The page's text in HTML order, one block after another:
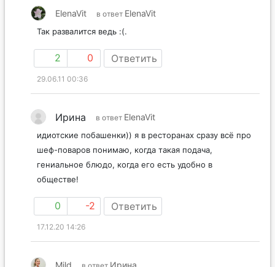
ElenaVit в ответ ElenaVit
Так развалится ведь :(.
2 0 Ответить
29.06.11 00:36
Ирина в ответ ElenaVit
идиотские побашенки)) я в ресторанах сразу всё про
шеф-поваров понимаю, когда такая подача,
гениальное блюдо, когда его есть удобно в
обществе!
0 -2 Ответить
17.12.20 14:26